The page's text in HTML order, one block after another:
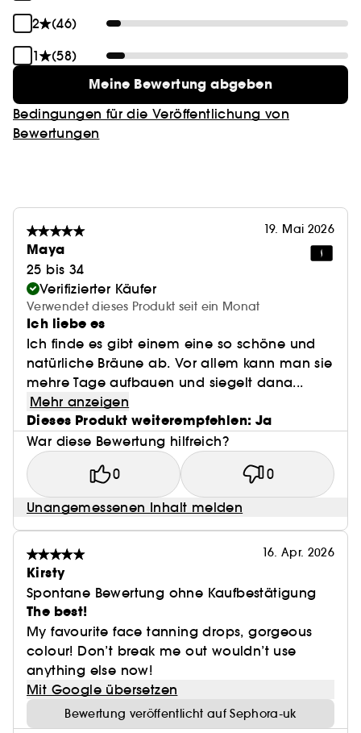
2
(46)
1
(58)
Meine Bewertung abgeben
Bedingungen für die Veröffentlichung von
Bewertungen
19. Mai 2026
Maya
25 bis 34
Verifizierter Käufer
Verwendet dieses Produkt seit ein Monat
Ich liebe es
Ich finde es gibt einem eine so schöne und
natürliche Bräune ab. Vor allem kann man sie
mehre Tage aufbauen und siegelt dana...
Mehr anzeigen
Dieses Produkt weiterempfehlen: Ja
War diese Bewertung hilfreich?
0 0
Unangemessenen Inhalt melden
16. Apr. 2026
Kirsty
Spontane Bewertung ohne Kaufbestätigung
The best!
My favourite face tanning drops, gorgeous
colour! Don’t break me out wouldn’t use
anything else now!
Mit Google übersetzen
Bewertung veröffentlicht auf Sephora-uk